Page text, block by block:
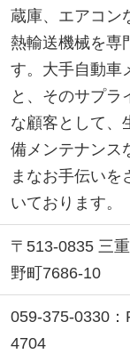
蔵庫、エアコン
熱輸送機械を専
す。大手自動車
と、そのサプラ
な顧客として、
備メンテナンス
まなお手伝いを
いております。
〒513-0835 三
野町7686-10
059-375-0330
4704